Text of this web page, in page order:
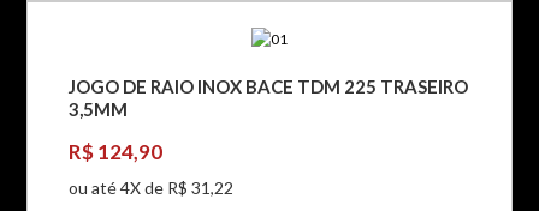
JOGO DE RAIO INOX BACE TDM 225 TRASEIRO
3,5MM
R$ 124,90
ou até 4X de R$ 31,22